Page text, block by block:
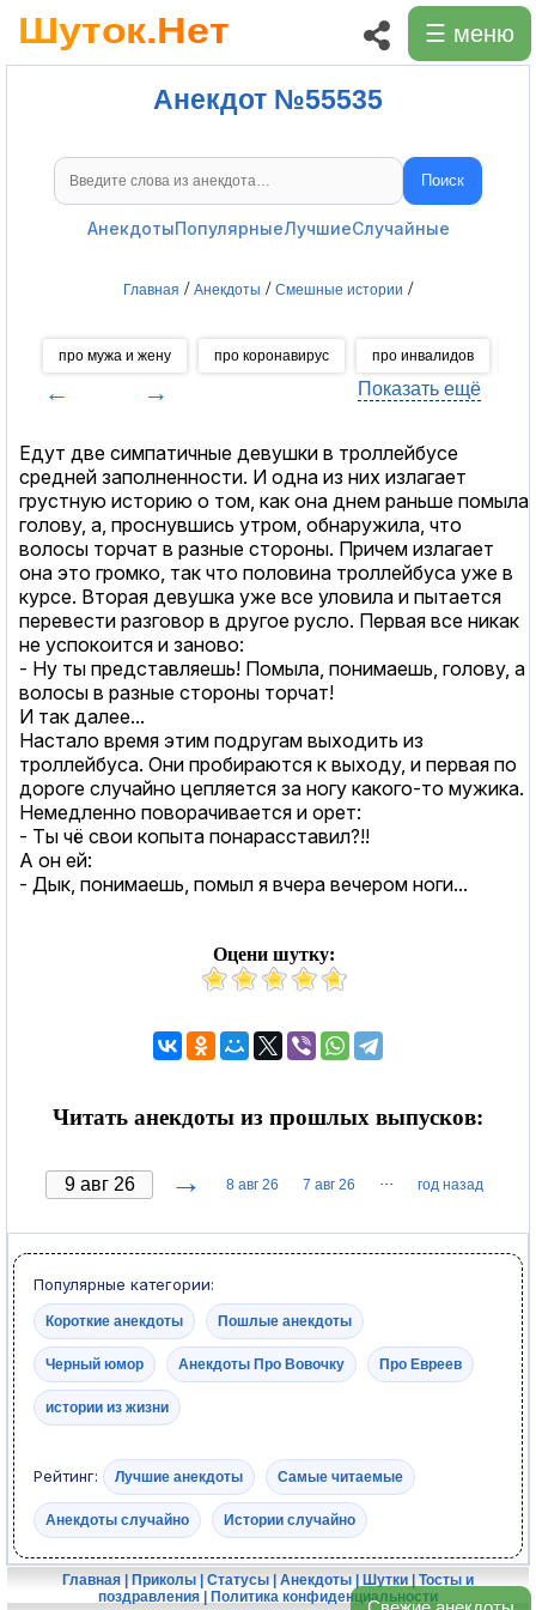
☰ меню
Анекдот №55535
Поиск анекдотов Поиск
АнекдотыПопулярныеЛучшиеСлучайные
Главная / Анекдоты / Смешные истории /
про мужа и жену про коронавирус про инвалидов
← → Показать ещё
Едут две симпатичные девушки в троллейбусе
средней заполненности. И одна из них излагает
грустную историю о том, как она днем раньше помыла
голову, а, проснувшись утром, обнаружила, что
волосы торчат в разные стороны. Причем излагает
она это громко, так что половина троллейбуса уже в
курсе. Вторая девушка уже все уловила и пытается
перевести разговор в другое русло. Первая все никак
не успокоится и заново:
- Ну ты представляешь! Помыла, понимаешь, голову, а
волосы в разные стороны торчат!
И так далее...
Настало время этим подругам выходить из
троллейбуса. Они пробираются к выходу, и первая по
дороге случайно цепляется за ногу какого-то мужика.
Немедленно поворачивается и орет:
- Ты чё свои копыта понарасставил?!!
А он ей:
- Дык, понимаешь, помыл я вчера вечером ноги...
Оцени шутку:
Читать анекдоты из прошлых выпусков:
→ 8 авг 26 7 авг 26 ··· год назад
Популярные категории:
Короткие анекдоты Пошлые анекдоты
Черный юмор Анекдоты Про Вовочку Про Евреев
истории из жизни
Рейтинг: Лучшие анекдоты Самые читаемые
Анекдоты случайно Истории случайно
Главная | Приколы | Статусы | Анекдоты | Шутки | Тосты и
поздравления | Политика конфиденциальности